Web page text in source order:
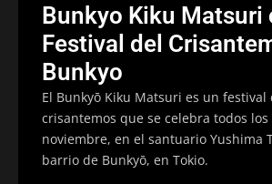
Bunkyo Kiku Matsuri
Festival del
Bunkyo
El Bunkyō Kiku Matsuri es un festival
crisantemos que se celebra todos los
noviembre, en el santuario Yushima
barrio de Bunkyō, en Tokio.